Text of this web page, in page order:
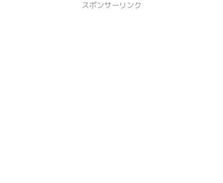
スポンサーリンク